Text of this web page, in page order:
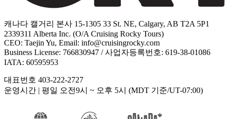
캐나다 캘거리 본사 15-1305 33 St. NE, Calgary, AB T2A 5P1
2339311 Alberta Inc. (O/A Cruising Rocky Tours)
CEO: Taejin Yu, Email: info@cruisingrocky.com
Business License: 766830947 / 사업자등록번호: 619-38-01086
IATA: 60595953
대표번호 403-222-2727
운영시간 | 평일 오전9시 ~ 오후 5시 (MDT 기준/UT-07:00)